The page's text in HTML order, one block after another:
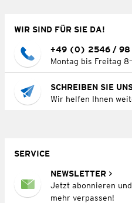
WIR SIND FÜR SIE DA!
+49 (0) 2546 / 98
Montag bis Freitag
SCHREIBEN SIE
Wir helfen Ihnen
SERVICE
NEWSLETTER
Jetzt abonnieren
mehr verpassen!